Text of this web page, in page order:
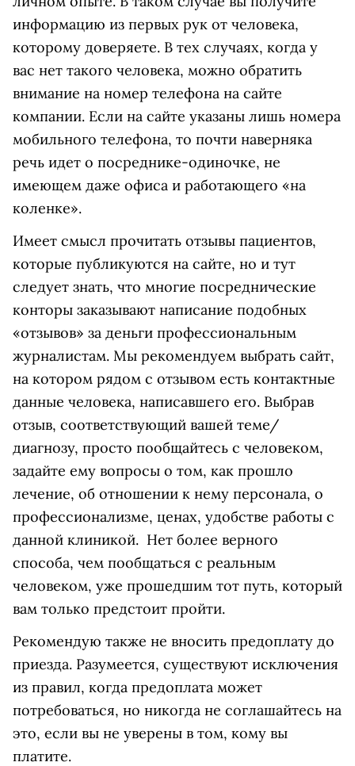
информацию из первых рук от человека,
которому доверяете. В тех случаях, когда у
вас нет такого человека, можно обратить
внимание на номер телефона на сайте
компании. Если на сайте указаны лишь номера
мобильного телефона, то почти наверняка
речь идет о посреднике-одиночке, не
имеющем даже офиса и работающего «на
коленке».
Имеет смысл прочитать отзывы пациентов,
которые публикуются на сайте, но и тут
следует знать, что многие посреднические
конторы заказывают написание подобных
«отзывов» за деньги профессиональным
журналистам. Мы рекомендуем выбрать сайт,
на котором рядом с отзывом есть контактные
данные человека, написавшего его. Выбрав
отзыв, соответствующий вашей теме/
диагнозу, просто пообщайтесь с человеком,
задайте ему вопросы о том, как прошло
лечение, об отношении к нему персонала, о
профессионализме, ценах, удобстве работы с
данной клиникой. Нет более верного
способа, чем пообщаться с реальным
человеком, уже прошедшим тот путь, который
вам только предстоит пройти.
Рекомендую также не вносить предоплату до
приезда. Разумеется, существуют исключения
из правил, когда предоплата может
потребоваться, но никогда не соглашайтесь на
это, если вы не уверены в том, кому вы
платите.